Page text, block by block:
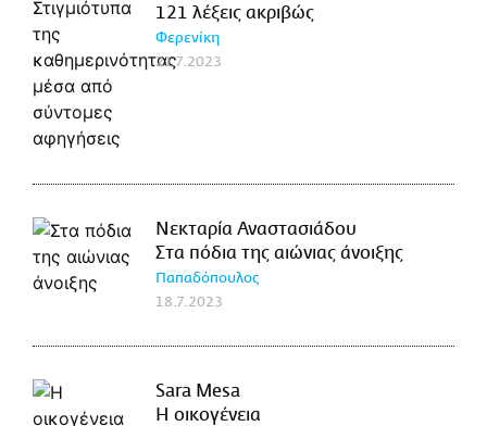
121 λέξεις ακριβώς
Φερενίκη
21.7.2023
Νεκταρία Αναστασιάδου
Στα πόδια της αιώνιας άνοιξης
Παπαδόπουλος
18.7.2023
Sara Mesa
Η οικογένεια